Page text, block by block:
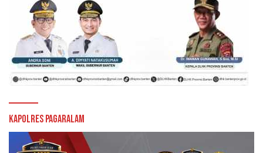
Kapolres Pagaralam